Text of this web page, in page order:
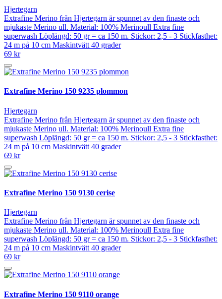
Hjertegarn
Extrafine Merino från Hjertegarn är spunnet av den finaste och
mjukaste Merino ull. Material: 100% Merinoull Extra fine
superwash Löplängd: 50 gr = ca 150 m. Stickor: 2,5 - 3 Stickfasthet:
24 m på 10 cm Maskintvätt 40 grader
69 kr
Extrafine Merino 150 9235 plommon
Hjertegarn
Extrafine Merino från Hjertegarn är spunnet av den finaste och
mjukaste Merino ull. Material: 100% Merinoull Extra fine
superwash Löplängd: 50 gr = ca 150 m. Stickor: 2,5 - 3 Stickfasthet:
24 m på 10 cm Maskintvätt 40 grader
69 kr
Extrafine Merino 150 9130 cerise
Hjertegarn
Extrafine Merino från Hjertegarn är spunnet av den finaste och
mjukaste Merino ull. Material: 100% Merinoull Extra fine
superwash Löplängd: 50 gr = ca 150 m. Stickor: 2,5 - 3 Stickfasthet:
24 m på 10 cm Maskintvätt 40 grader
69 kr
Extrafine Merino 150 9110 orange